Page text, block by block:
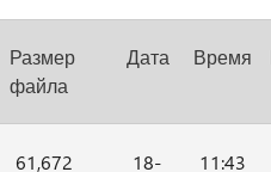
Размер
файла
Дата Время
61,672
18-
11:43